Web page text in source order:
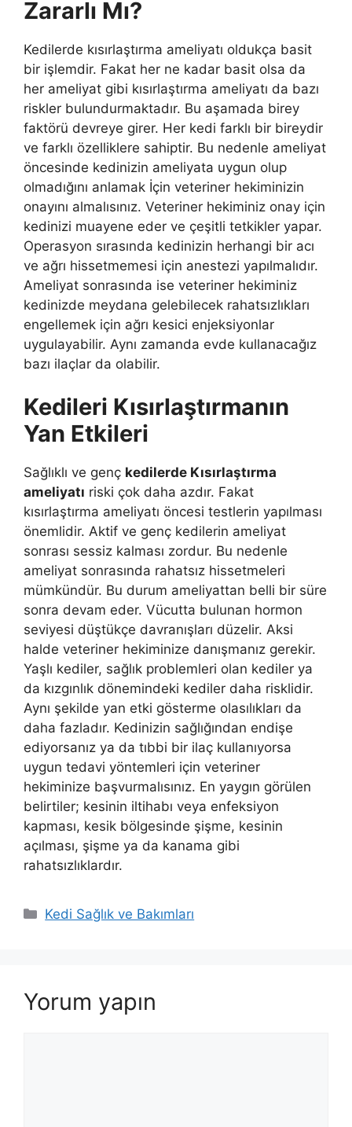
Zararlı Mı?
Kedilerde kısırlaştırma ameliyatı oldukça basit
bir işlemdir. Fakat her ne kadar basit olsa da
her ameliyat gibi kısırlaştırma ameliyatı da bazı
riskler bulundurmaktadır. Bu aşamada birey
faktörü devreye girer. Her kedi farklı bir bireydir
ve farklı özelliklere sahiptir. Bu nedenle ameliyat
öncesinde kedinizin ameliyata uygun olup
olmadığını anlamak İçin veteriner hekiminizin
onayını almalısınız. Veteriner hekiminiz onay için
kedinizi muayene eder ve çeşitli tetkikler yapar.
Operasyon sırasında kedinizin herhangi bir acı
ve ağrı hissetmemesi için anestezi yapılmalıdır.
Ameliyat sonrasında ise veteriner hekiminiz
kedinizde meydana gelebilecek rahatsızlıkları
engellemek için ağrı kesici enjeksiyonlar
uygulayabilir. Aynı zamanda evde kullanacağız
bazı ilaçlar da olabilir.
Kedileri Kısırlaştırmanın
Yan Etkileri
Sağlıklı ve genç kedilerde Kısırlaştırma
ameliyatı riski çok daha azdır. Fakat
kısırlaştırma ameliyatı öncesi testlerin yapılması
önemlidir. Aktif ve genç kedilerin ameliyat
sonrası sessiz kalması zordur. Bu nedenle
ameliyat sonrasında rahatsız hissetmeleri
mümkündür. Bu durum ameliyattan belli bir süre
sonra devam eder. Vücutta bulunan hormon
seviyesi düştükçe davranışları düzelir. Aksi
halde veteriner hekiminize danışmanız gerekir.
Yaşlı kediler, sağlık problemleri olan kediler ya
da kızgınlık dönemindeki kediler daha risklidir.
Aynı şekilde yan etki gösterme olasılıkları da
daha fazladır. Kedinizin sağlığından endişe
ediyorsanız ya da tıbbi bir ilaç kullanıyorsa
uygun tedavi yöntemleri için veteriner
hekiminize başvurmalısınız. En yaygın görülen
belirtiler; kesinin iltihabı veya enfeksiyon
kapması, kesik bölgesinde şişme, kesinin
açılması, şişme ya da kanama gibi
rahatsızlıklardır.
Kategoriler
Kedi Sağlık ve Bakımları
Yorum yapın